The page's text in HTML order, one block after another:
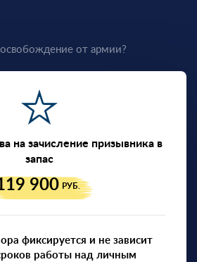
от армии?
на зачисление призывника в
запас
900 РУБ.
фиксируется и не зависит
работы над личным